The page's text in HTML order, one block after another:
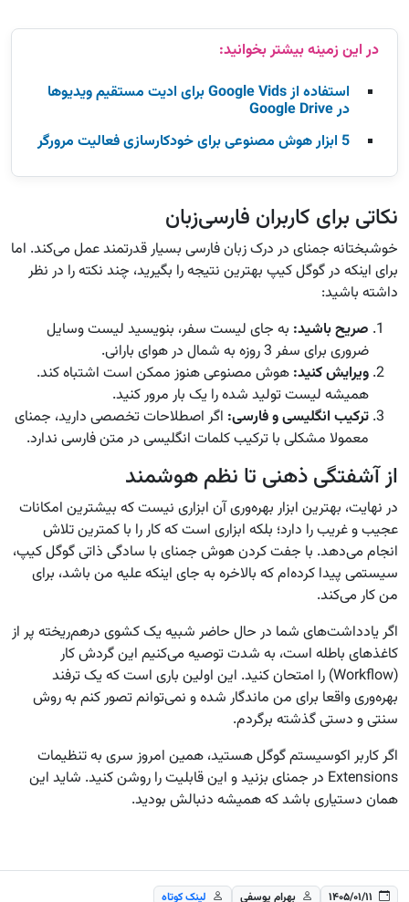
استفاده از Google Vids برای ادیت مستقیم ویدیوها
در Google Drive
5 ابزار هوش مصنوعی برای خودکارسازی فعالیت مرورگر
نکاتی برای کاربران فارسی‌زبان
خوشبختانه جمنای در درک زبان فارسی بسیار قدرتمند عمل می‌کند. اما
برای اینکه در گوگل کیپ بهترین نتیجه را بگیرید، چند نکته را در نظر
داشته باشید:
صریح باشید: به جای لیست سفر، بنویسید لیست وسایل
ضروری برای سفر 3 روزه به شمال در هوای بارانی.
ویرایش کنید: هوش مصنوعی هنوز ممکن است اشتباه کند.
همیشه لیست تولید شده را یک بار مرور کنید.
ترکیب انگلیسی و فارسی: اگر اصطلاحات تخصصی دارید، جمنای
معمولا مشکلی با ترکیب کلمات انگلیسی در متن فارسی ندارد.
از آشفتگی ذهنی تا نظم هوشمند
در نهایت، بهترین ابزار بهره‌وری آن ابزاری نیست که بیشترین امکانات
عجیب و غریب را دارد؛ بلکه ابزاری است که کار را با کمترین تلاش
انجام می‌دهد. با جفت کردن هوش جمنای با سادگی ذاتی گوگل کیپ،
سیستمی پیدا کرده‌ام که بالاخره به جای اینکه علیه من باشد، برای
من کار می‌کند.
اگر یادداشت‌های شما در حال حاضر شبیه یک کشوی درهم‌ریخته پر از
کاغذهای باطله است، به شدت توصیه می‌کنیم این گردش کار
(Workflow) را امتحان کنید. این اولین باری است که یک ترفند
بهره‌وری واقعا برای من ماندگار شده و نمی‌توانم تصور کنم به روش
سنتی و دستی گذشته برگردم.
اگر کاربر اکوسیستم گوگل هستید، همین امروز سری به تنظیمات
Extensions در جمنای بزنید و این قابلیت را روشن کنید. شاید این
همان دستیاری باشد که همیشه دنبالش بودید.
۱۴۰۵/۰۱/۱۱ بهرام یوسفی لینک کوتاه